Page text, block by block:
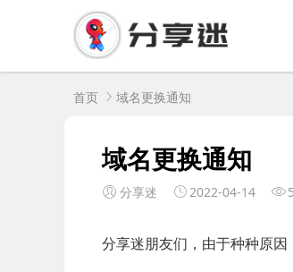
首页 域名更换通知
域名更换通知
分享迷 2022-04-14
分享迷朋友们，由于种种原